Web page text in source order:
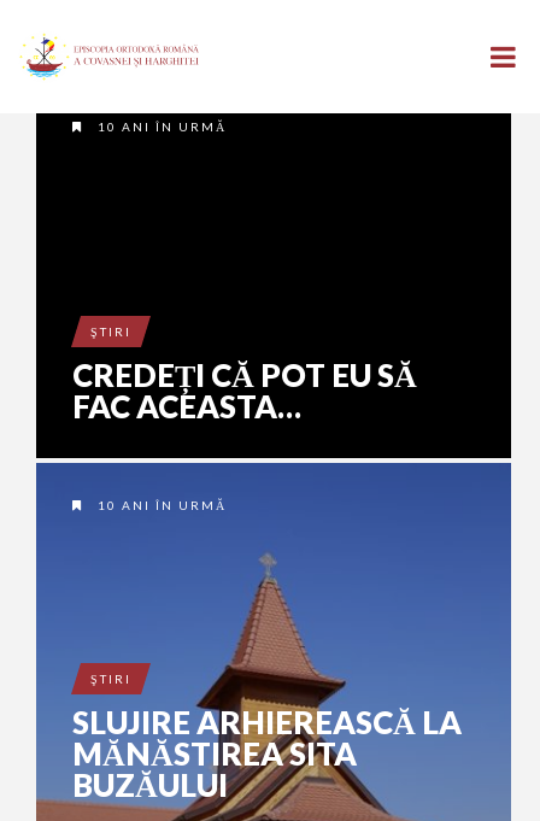
10 ANI ÎN URMĂ
ŞTIRI
CREDEȚI CĂ POT EU SĂ
FAC ACEASTA…
10 ANI ÎN URMĂ
ŞTIRI
SLUJIRE ARHIEREASCĂ LA
MĂNĂSTIREA SITA
BUZĂULUI